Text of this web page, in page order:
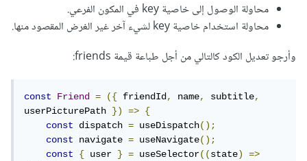
محاولة الوصول إلى خاصية key في المكون الفرعي.
محاولة استخدام خاصية key لشيء آخر غير الغرض المقصود منها.
وأرجو تعديل الكود كالتالي من أجل طباعة قيمة friends:
const Friend = ({ friendId, name, subtitle,
userPicturePath }) =>
{
const
dispatch = useDispatch();
const
navigate = useNavigate();
const
{ user } = useSelector((state)
=>